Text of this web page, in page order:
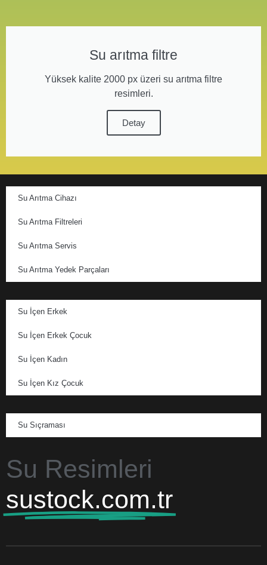
Su arıtma filtre
Yüksek kalite 2000 px üzeri su arıtma filtre
resimleri.
Detay
Su Arıtma Cihazı
Su Arıtma Filtreleri
Su Arıtma Servis
Su Arıtma Yedek Parçaları
Su İçen Erkek
Su İçen Erkek Çocuk
Su İçen Kadın
Su İçen Kız Çocuk
Su Sıçraması
Su Resimleri
sustock.com.tr